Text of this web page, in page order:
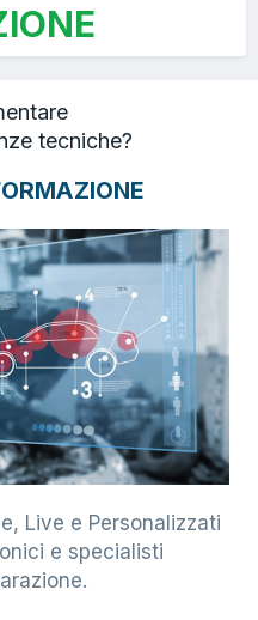
tecniche?
Live e Personalizzati
e specialisti